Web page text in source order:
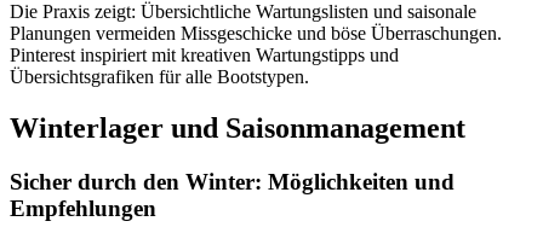
Die Praxis zeigt: Übersichtliche Wartungslisten und saisonale
Planungen vermeiden Missgeschicke und böse Überraschungen.
Pinterest inspiriert mit kreativen Wartungstipps und
Übersichtsgrafiken für alle Bootstypen.
Winterlager und Saisonmanagement
Sicher durch den Winter: Möglichkeiten und
Empfehlungen